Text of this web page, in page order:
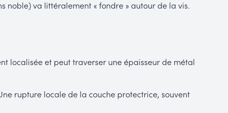
noble) va littéralement « fondre » autour de la vis.
localisée et peut traverser une épaisseur de métal
rupture locale de la couche protectrice, souvent